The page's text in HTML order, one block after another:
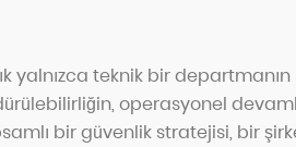
yalnızca teknik bir
operasyonel
bir güvenlik stratejisi, bir